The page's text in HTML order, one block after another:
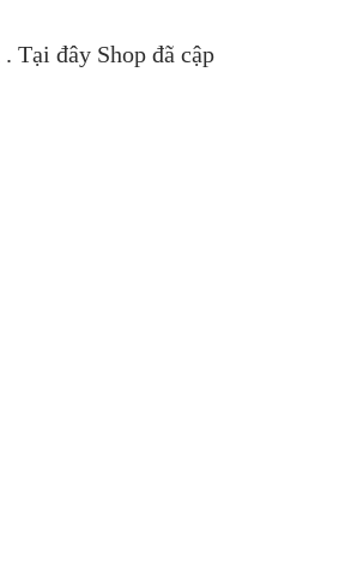
. Tại đây Shop đã cập